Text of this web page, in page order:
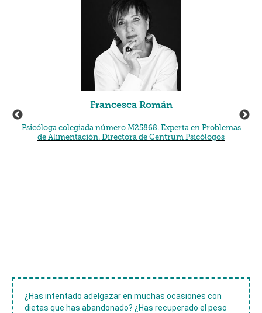
Francesca Román
Psicóloga colegiada número M25868. Experta en Problemas
de Alimentación. Directora de Centrum Psicólogos
¿Has intentado adelgazar en muchas ocasiones con
dietas que has abandonado? ¿Has recuperado el peso